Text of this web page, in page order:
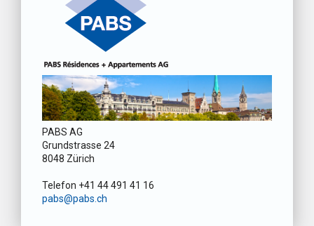
PABS AG
Grundstrasse 24
8048 Zürich
Telefon +41 44 491 41 16
pabs@pabs.ch